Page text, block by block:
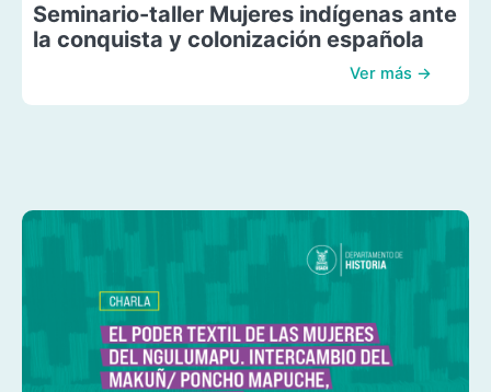
Seminario-taller Mujeres indígenas ante
la conquista y colonización española
Ver más →